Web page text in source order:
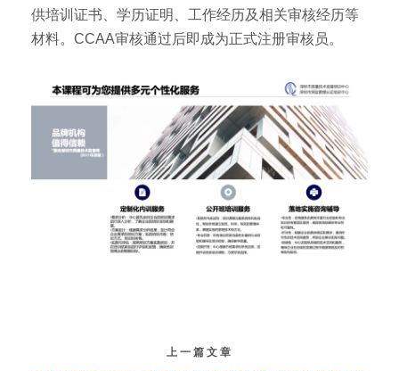
供培训证书、学历证明、工作经历及相关审核经历等
材料。CCAA审核通过后即成为正式注册审核员。
上一篇文章